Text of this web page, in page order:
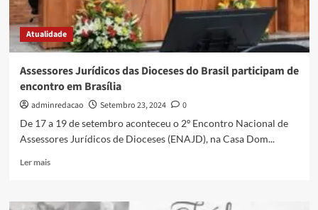
Atualidade
Assessores Jurídicos das Dioceses do Brasil participam de
encontro em Brasília
adminredacao Setembro 23, 2024
0
De 17 a 19 de setembro aconteceu o 2º Encontro Nacional de
Assessores Jurídicos de Dioceses (ENAJD), na Casa Dom...
Ler mais